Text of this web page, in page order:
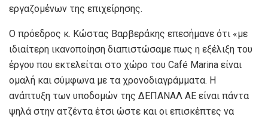
εργαζομένων της επιχείρησης.
Ο πρόεδρος κ. Κώστας Βαρβεράκης επεσήμανε ότι «με
ιδιαίτερη ικανοποίηση διαπιστώσαμε πως η εξέλιξη του
έργου που εκτελείται στο χώρο του Café Marina είναι
ομαλή και σύμφωνα με τα χρονοδιαγράμματα. Η
ανάπτυξη των υποδομών της ΔΕΠΑΝΑΛ ΑΕ είναι πάντα
ψηλά στην ατζέντα έτσι ώστε και οι επισκέπτες να